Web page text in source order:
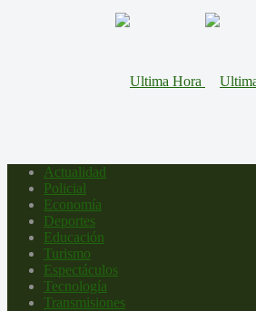
Actualidad
Policial
Economía
Deportes
Educación
Turismo
Espectáculos
Tecnología
Transmisiones